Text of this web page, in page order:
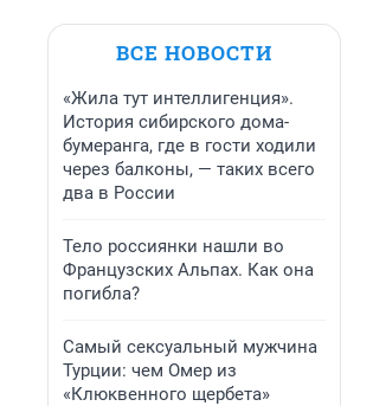
ВСЕ НОВОСТИ
«Жила тут интеллигенция».
История сибирского дома-
бумеранга, где в гости ходили
через балконы, — таких всего
два в России
Тело россиянки нашли во
Французских Альпах. Как она
погибла?
Самый сексуальный мужчина
Турции: чем Омер из
«Клюквенного щербета»